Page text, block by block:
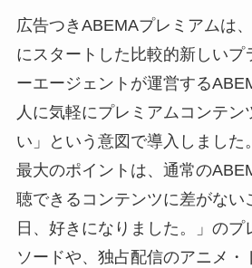
広告つきABEMAプレミアムは
にスタートした比較的新しいプ
ーエージェントが運営する
人に気軽にプレミアムコンテン
い」という意図で導入しました。
最大のポイントは、通常の
聴できるコンテンツに差がない
日、好きになりました。」のプ
ソードや、独占配信のアニメ・